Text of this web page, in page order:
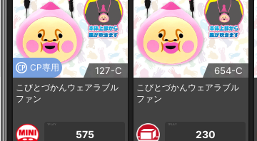
CP専用 127-C
こびとづかんウェアラブル
ファン
1PLAY
575
654-C
こびとづかんウェアラブル
ファン
1PLAY
230